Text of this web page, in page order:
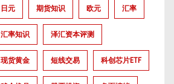
日元 期货知识 欧元 汇率
汇率知识 泽汇资本评测
现货黄金 短线交易 科创芯片ETF